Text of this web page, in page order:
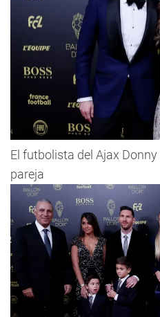
El futbolista del Ajax
pareja